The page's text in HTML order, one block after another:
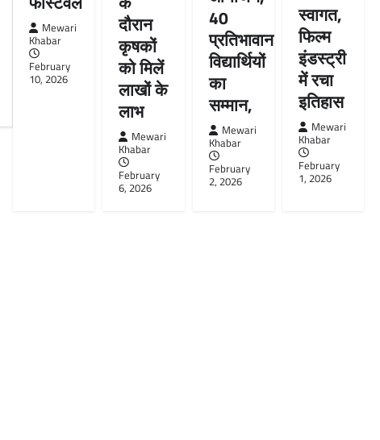
Mewari
Khabar
February
10, 2026
दौरान
कृषकों
को मिलें
लाखों के
लाभ
Mewari
Khabar
February
6, 2026
40
प्रतिभावान
विद्यार्थियों
का
सम्मान,
Mewari
Khabar
February
2, 2026
स्वागत,
फिल्म
इंडस्ट्री
में रचा
इतिहास
Mewari
Khabar
February
1, 2026